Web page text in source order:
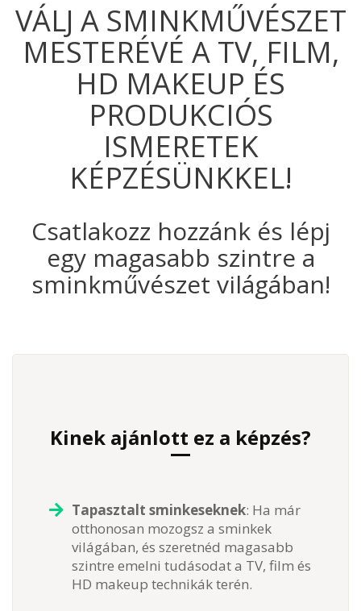
VÁLJ A SMINKMŰVÉSZET
MESTERÉVÉ A TV, FILM,
HD MAKEUP ÉS
PRODUKCIÓS
ISMERETEK
KÉPZÉSÜNKKEL!
Csatlakozz hozzánk és lépj
egy magasabb szintre a
sminkművészet világában!
Kinek ajánlott ez a képzés?
Tapasztalt sminkeseknek: Ha már
otthonosan mozogsz a sminkek
világában, és szeretnéd magasabb
szintre emelni tudásodat a TV, film és
HD makeup technikák terén.